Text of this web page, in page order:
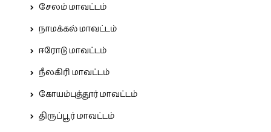
சேலம் மாவட்டம்
நாமக்கல் மாவட்டம்
ஈரோடு மாவட்டம்
நீலகிரி மாவட்டம்
கோயம்புத்தூர் மாவட்டம்
திருப்பூர் மாவட்டம்